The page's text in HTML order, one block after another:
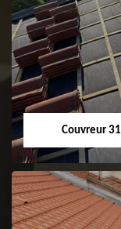
Couvreur 31